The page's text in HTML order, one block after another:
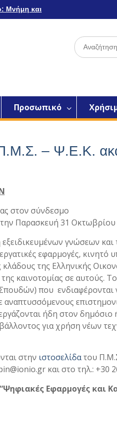
Μνήμη και
Search
for:
Προσωπικό
– Ψ.Ε.Κ.
στον σύνδεσμο
Παρασκευή 31 Οκτωβρίου
γνώσεων
εφαρμογές, κινητό
της Ελληνικής
καινοτομίας σε αυτούς.
που ενδιαφέρονται
ήδη στον δημόσιο
για χρήση νέων
στην ιστοσελίδατου
και στο τηλ.: +30
Εφαρμογές και